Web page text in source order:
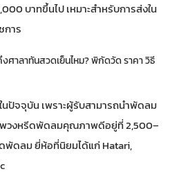
บาทขึ้นไป เหมาะสำหรับการส่งใน
การ
ศาลาทันสวดเย็นไหม? พิกัดวัด ราคา วิธี
ปัจจุบัน เพราะผู้รับสามารถนำพัดลม
พวงหรีดพัดลมคุณภาพดีอยู่ที่ 2,500–
พัดลม ยี่ห้อที่นิยมได้แก่ Hatari,